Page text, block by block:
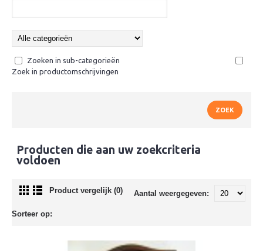
Zoeken in sub-categorieën
Zoek in productomschrijvingen
Producten die aan uw zoekcriteria
voldoen
Product vergelijk (0) Aantal weergegeven:
Sorteer op: